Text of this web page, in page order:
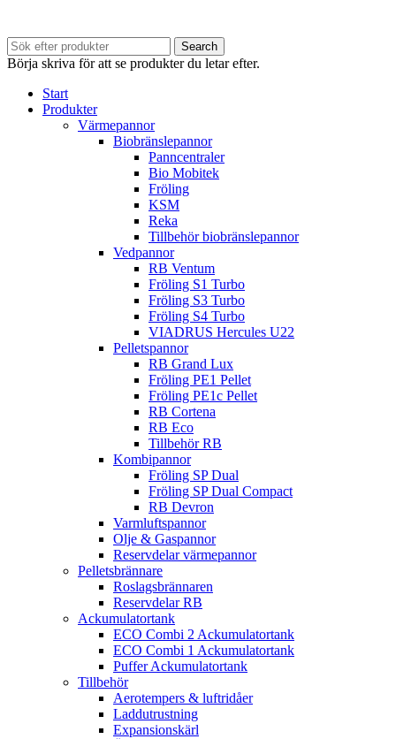
Search
Börja skriva för att se produkter du letar efter.
Start
Produkter
Värmepannor
Biobränslepannor
Panncentraler
Bio Mobitek
Fröling
KSM
Reka
Tillbehör biobränslepannor
Vedpannor
RB Ventum
Fröling S1 Turbo
Fröling S3 Turbo
Fröling S4 Turbo
VIADRUS Hercules U22
Pelletspannor
RB Grand Lux
Fröling PE1 Pellet
Fröling PE1c Pellet
RB Cortena
RB Eco
Tillbehör RB
Kombipannor
Fröling SP Dual
Fröling SP Dual Compact
RB Devron
Varmluftspannor
Olje & Gaspannor
Reservdelar värmepannor
Pelletsbrännare
Roslagsbrännaren
Reservdelar RB
Ackumulatortank
ECO Combi 2 Ackumulatortank
ECO Combi 1 Ackumulatortank
Puffer Ackumulatortank
Tillbehör
Aerotempers & luftridåer
Laddutrustning
Expansionskärl